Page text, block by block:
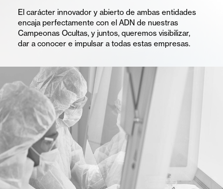
su
papel
en
la
competitividad
y
el
desarrollo
económico.
El carácter innovador y abierto de ambas entidades
encaja perfectamente con el ADN de nuestras
Campeonas Ocultas, y juntos, queremos visibilizar,
dar a conocer e impulsar a todas estas empresas.